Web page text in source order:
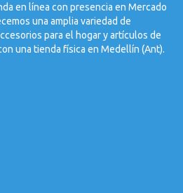
en línea con presencia en Mercado
una amplia variedad de
para el hogar y artículos de
una tienda física en Medellín (Ant).